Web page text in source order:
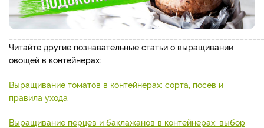
Читайте другие познавательные статьи о выращивании
овощей в контейнерах:
Выращивание томатов в контейнерах: сорта, посев и
правила ухода
Выращивание перцев и баклажанов в контейнерах: выбор